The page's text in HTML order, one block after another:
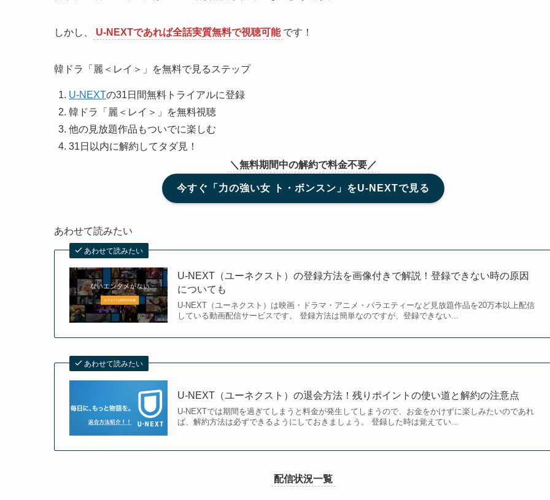
しかし、 U-NEXTであれば全話実質無料で視聴可能 です！
韓ドラ「麗＜レイ＞」を無料で見るステップ
U-NEXTの31日間無料トライアルに登録
韓ドラ「麗＜レイ＞」を無料視聴
他の見放題作品もついでに楽しむ
31日以内に解約してタダ見！
＼無料期間中の解約で料金不要／
今すぐ「力の強い女 ト・ボンスン」をU-NEXTで見る
あわせて読みたい
あわせて読みたい
U-NEXT（ユーネクスト）の登録方法を画像付きで解説！登録できない時の原因
についても
U-NEXT（ユーネクスト）は映画・ドラマ・アニメ・バラエティーなど見放題作品を20万本以上配信
している動画配信サービスです。 登録方法は簡単なのですが、登録できない...
あわせて読みたい
U-NEXT（ユーネクスト）の退会方法！残りポイントの使い道と解約の注意点
U-NEXTでは期間を過ぎてしまうと料金が発生してしまうので、お金をかけずに楽しみたいのであれ
ば、解約方法は必ずできるようにしておきましょう。 登録した時は覚えてい...
配信状況一覧